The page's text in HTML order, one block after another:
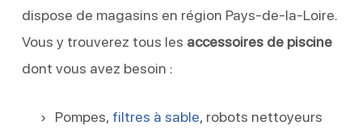
dispose de magasins en région Pays-de-la-Loire.
Vous y trouverez tous les accessoires de piscine
dont vous avez besoin :
Pompes, filtres à sable, robots nettoyeurs